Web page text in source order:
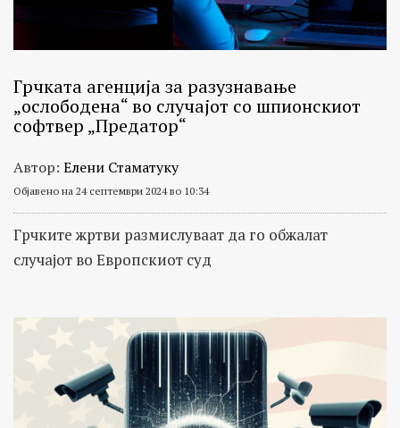
Грчката агенција зa разузнавање
„ослободена“ во случајот со шпионскиот
софтвер „Предатор“
Автор: Елени Стаматуку
Објавено на 24 септември 2024 во 10:34
Грчките жртви размислуваат да го обжалат
случајот во Европскиот суд